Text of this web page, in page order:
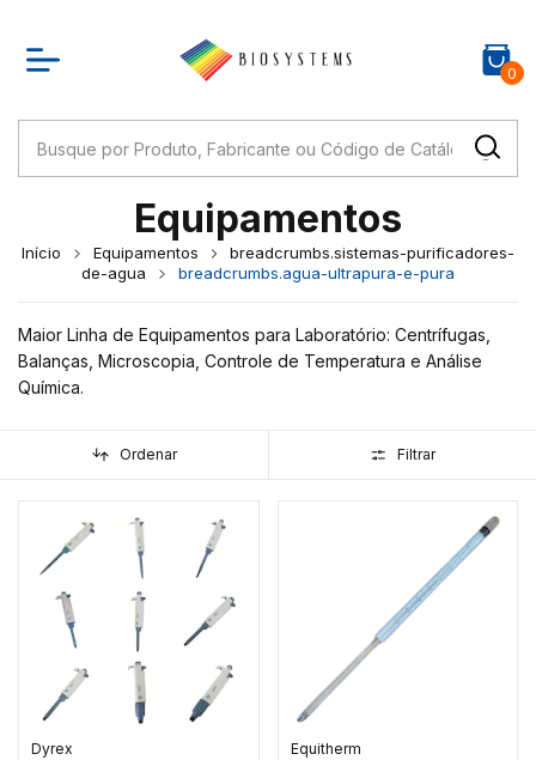
0
Equipamentos
Início Equipamentos
breadcrumbs.sistemas-purificadores-
de-agua
breadcrumbs.agua-ultrapura-e-pura
Maior Linha de Equipamentos para Laboratório: Centrífugas,
Balanças, Microscopia, Controle de Temperatura e Análise
Química.
Ordenar Filtrar
Dyrex Equitherm